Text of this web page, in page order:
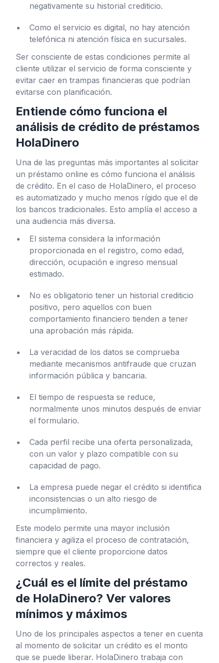
negativamente su historial crediticio.
Como el servicio es digital, no hay atención
telefónica ni atención física en sucursales.
Ser consciente de estas condiciones permite al
cliente utilizar el servicio de forma consciente y
evitar caer en trampas financieras que podrían
evitarse con planificación.
Entiende cómo funciona el
análisis de crédito de préstamos
HolaDinero
Una de las preguntas más importantes al solicitar
un préstamo online es cómo funciona el análisis
de crédito. En el caso de HolaDinero, el proceso
es automatizado y mucho menos rígido que el de
los bancos tradicionales. Esto amplía el acceso a
una audiencia más diversa.
El sistema considera la información
proporcionada en el registro, como edad,
dirección, ocupación e ingreso mensual
estimado.
No es obligatorio tener un historial crediticio
positivo, pero aquellos con buen
comportamiento financiero tienden a tener
una aprobación más rápida.
La veracidad de los datos se comprueba
mediante mecanismos antifraude que cruzan
información pública y bancaria.
El tiempo de respuesta se reduce,
normalmente unos minutos después de enviar
el formulario.
Cada perfil recibe una oferta personalizada,
con un valor y plazo compatible con su
capacidad de pago.
La empresa puede negar el crédito si identifica
inconsistencias o un alto riesgo de
incumplimiento.
Este modelo permite una mayor inclusión
financiera y agiliza el proceso de contratación,
siempre que el cliente proporcione datos
correctos y reales.
¿Cuál es el límite del préstamo
de HolaDinero? Ver valores
mínimos y máximos
Uno de los principales aspectos a tener en cuenta
al momento de solicitar un crédito es el monto
que se puede liberar. HolaDinero trabaja con